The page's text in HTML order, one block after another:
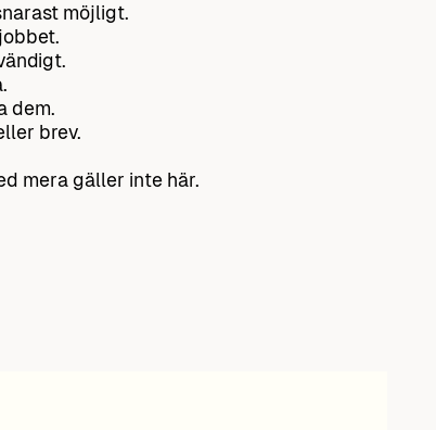
möjligt.
dem.
brev.
mera gäller inte här.